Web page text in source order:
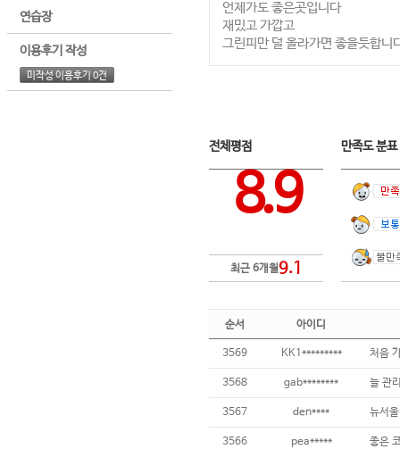
연습장
이용후기 작성
미작성 이용후기 0건
언제가도 좋은곳입니다
재밌고 가깝고
그린피만 덜 올라가면 좋을듯합니
전체평점
8.9
최근 6개월9.1
만족도 분
순서 아이디
3569 KK1*********
3568 gab******** 늘 관
3567 den**** 뉴서
3566 pea*****